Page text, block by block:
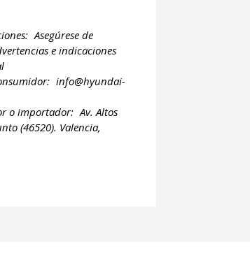
Asegúrese de
e indicaciones
info@hyundai-
o importador: Av. Altos
(46520). Valencia,